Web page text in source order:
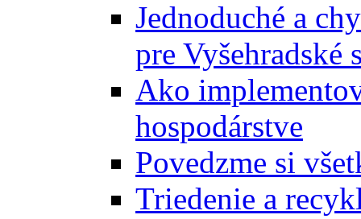
Jednoduché a
pre Vyšehradské
Ako
hospodárstve
Povedzme si
Triedenie a